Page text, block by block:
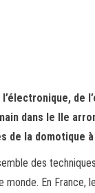
de
dans le IIe
de la domotique
des
En France,